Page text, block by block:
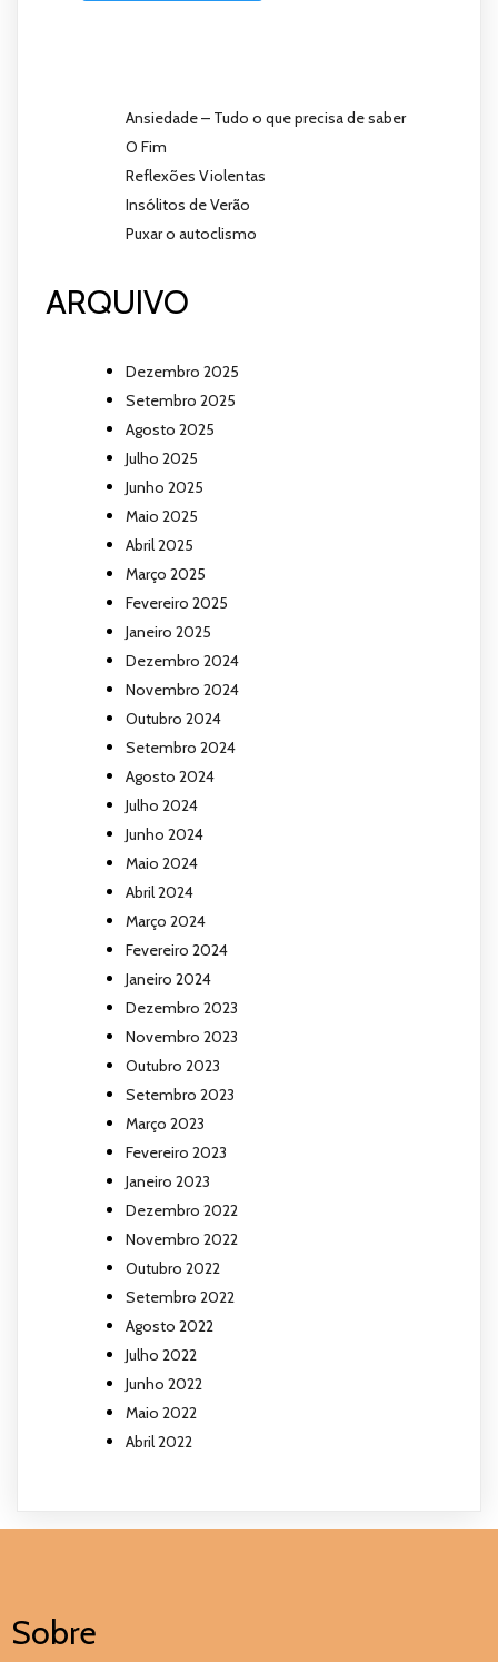
Ansiedade – Tudo o que precisa de saber
O Fim
Reflexões Violentas
Insólitos de Verão
Puxar o autoclismo
ARQUIVO
Dezembro 2025
Setembro 2025
Agosto 2025
Julho 2025
Junho 2025
Maio 2025
Abril 2025
Março 2025
Fevereiro 2025
Janeiro 2025
Dezembro 2024
Novembro 2024
Outubro 2024
Setembro 2024
Agosto 2024
Julho 2024
Junho 2024
Maio 2024
Abril 2024
Março 2024
Fevereiro 2024
Janeiro 2024
Dezembro 2023
Novembro 2023
Outubro 2023
Setembro 2023
Março 2023
Fevereiro 2023
Janeiro 2023
Dezembro 2022
Novembro 2022
Outubro 2022
Setembro 2022
Agosto 2022
Julho 2022
Junho 2022
Maio 2022
Abril 2022
Sobre